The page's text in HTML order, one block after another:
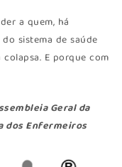
a quem, há
sistema de saúde
E porque com
Geral da
dos Enfermeiros